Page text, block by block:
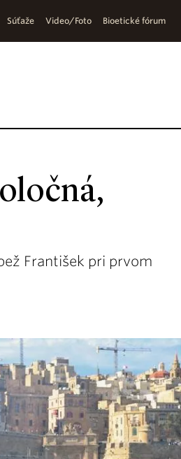
Súťaže Video/Foto Bioetické fórum
František pri prvom